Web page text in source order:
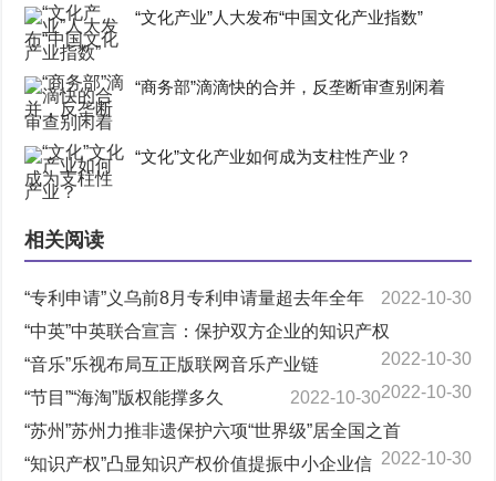
“文化产业”人大发布“中国文化产业指数”
“商务部”滴滴快的合并，反垄断审查别闲着
“文化”文化产业如何成为支柱性产业？
相关阅读
“专利申请”义乌前8月专利申请量超去年全年
2022-10-30
“中英”中英联合宣言：保护双方企业的知识产权
2022-10-30
“音乐”乐视布局互正版联网音乐产业链
2022-10-30
“节目”“海淘”版权能撑多久
2022-10-30
“苏州”苏州力推非遗保护六项“世界级”居全国之首
2022-10-30
“知识产权”凸显知识产权价值提振中小企业信